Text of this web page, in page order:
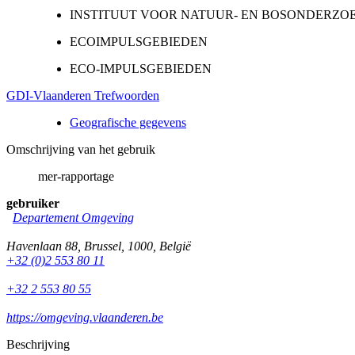
INSTITUUT VOOR NATUUR- EN
ECOIMPULSGEBIEDEN
ECO-IMPULSGEBIEDEN
GDI-Vlaanderen Trefwoorden
Geografische gegevens
Omschrijving van het gebruik
mer-rapportage
gebruiker
Departement Omgeving
Havenlaan 88 Brussel 1000 België
+32 (0)2 553 80 11
+32 2 553 80 55
https://omgeving.vlaanderen.be
Beschrijving